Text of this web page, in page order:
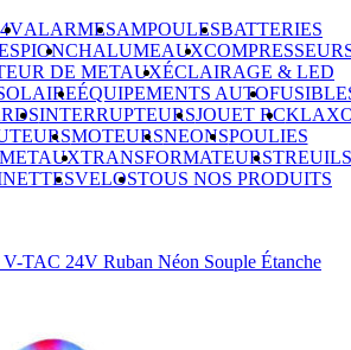
ALARMESAMPOULESBATTERIES
CHALUMEAUX
DE METAUXÉCLAIRAGE & LED
ÉQUIPEMENTS AUTO
INTERRUPTEURSJOUET RC
MOTEURSNEONSPOULIES
TRANSFORMATEURSTREUILS
VELOSTOUS NOS PRODUITS
TAC 24V Ruban Néon Souple Étanche